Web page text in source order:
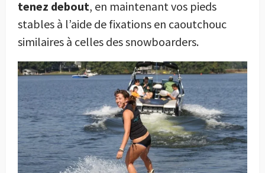
tenez debout, en maintenant vos pieds
stables à l’aide de fixations en caoutchouc
similaires à celles des snowboarders.